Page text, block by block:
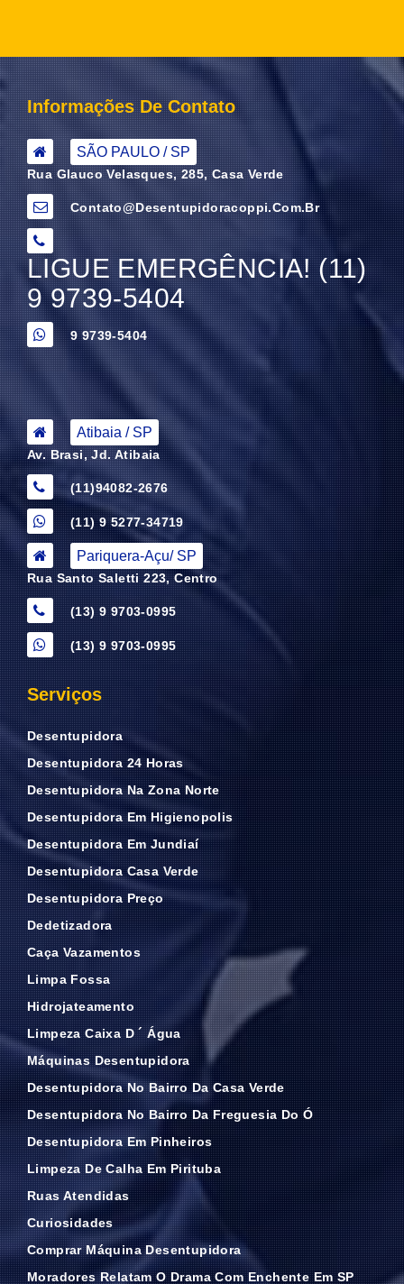
Informações De Contato
SÃO PAULO / SP
Rua Glauco Velasques, 285, Casa Verde
Contato@desentupidoracoppi.com.br
LIGUE EMERGÊNCIA! (11)
9 9739-5404
9 9739-5404
Atibaia / SP
Av. Brasi, Jd. Atibaia
(11)94082-2676
(11) 9 5277-34719
Pariquera-Açu/ SP
Rua Santo Saletti 223, Centro
(13) 9 9703-0995
(13) 9 9703-0995
Serviços
Desentupidora
Desentupidora 24 Horas
Desentupidora Na Zona Norte
Desentupidora Em Higienopolis
Desentupidora Em Jundiaí
Desentupidora Casa Verde
Desentupidora Preço
Dedetizadora
Caça Vazamentos
Limpa Fossa
Hidrojateamento
Limpeza Caixa D ´ Água
Máquinas Desentupidora
Desentupidora No Bairro Da Casa Verde
Desentupidora No Bairro Da Freguesia Do Ó
Desentupidora Em Pinheiros
Limpeza De Calha Em Pirituba
Ruas Atendidas
Curiosidades
Comprar Máquina Desentupidora
Moradores Relatam O Drama Com Enchente Em SP